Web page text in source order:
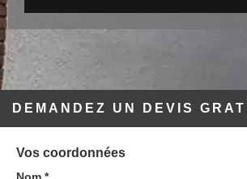
DEMANDEZ UN DEVIS
Vos coordonnées